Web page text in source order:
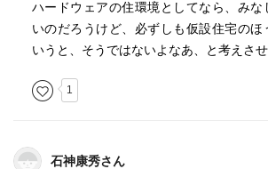
ハードウェアの住環境としてなら、みな
いのだろうけど、必ずしも仮設住宅のほ
いうと、そうではないよなあ、と考えさせ
1
石神康秀さん